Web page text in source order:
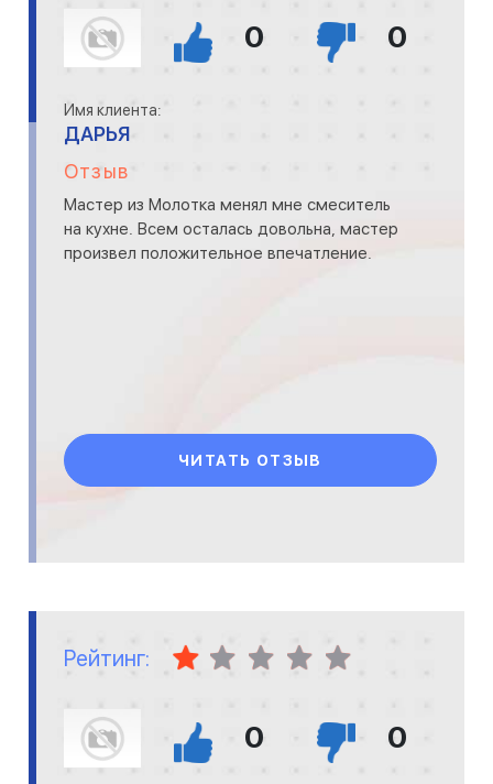
0 0
Имя клиента:
ДАРЬЯ
Отзыв
Мастер из Молотка менял мне смеситель
на кухне. Всем осталась довольна, мастер
произвел положительное впечатление.
ЧИТАТЬ ОТЗЫВ
Рейтинг:
0 0